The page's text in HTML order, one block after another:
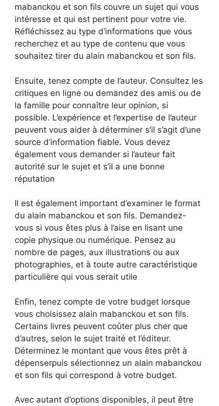
mabanckou et son fils couvre un sujet qui vous
intéresse et qui est pertinent pour votre vie.
Réfléchissez au type d’informations que vous
recherchez et au type de contenu que vous
souhaitez tirer du alain mabanckou et son fils.
Ensuite, tenez compte de l’auteur. Consultez les
critiques en ligne ou demandez des amis ou de
la famille pour connaître leur opinion, si
possible. L’expérience et l’expertise de l’auteur
peuvent vous aider à déterminer s’il s’agit d’une
source d’information fiable. Vous devez
également vous demander si l’auteur fait
autorité sur le sujet et s’il a une bonne
réputation
Il est également important d’examiner le format
du alain mabanckou et son fils. Demandez-
vous si vous êtes plus à l’aise en lisant une
copie physique ou numérique. Pensez au
nombre de pages, aux illustrations ou aux
photographies, et à toute autre caractéristique
particulière qui vous serait utile
Enfin, tenez compte de votre budget lorsque
vous choisissez alain mabanckou et son fils.
Certains livres peuvent coûter plus cher que
d’autres, selon le sujet traité et l’éditeur.
Déterminez le montant que vous êtes prêt à
dépenserpuis sélectionnez un alain mabanckou
et son fils qui correspond à votre budget.
Avec autant d’options disponibles, il peut être